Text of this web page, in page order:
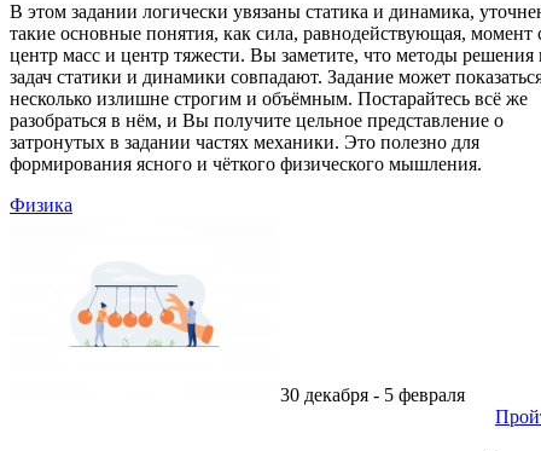
В этом задании логически увязаны статика и динамика,
такие основные понятия, как сила, равнодействующая, момент
центр масс и центр тяжести. Вы заметите, что методы решения
задач статики и динамики совпадают. Задание может
несколько излишне строгим и объёмным. Постарайтесь всё же
разобраться в нём, и Вы получите цельное представление о
затронутых в задании частях механики. Это полезно для
формирования ясного и чёткого физического мышления.
Физика
30 декабря - 5 февраля